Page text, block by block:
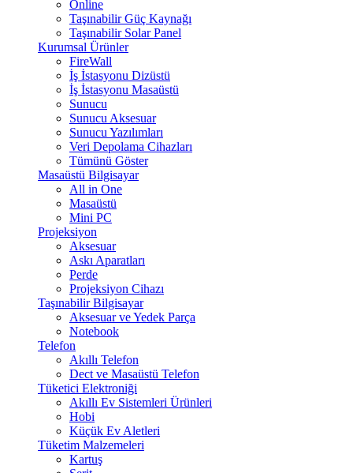
Online
Taşınabilir Güç Kaynağı
Taşınabilir Solar Panel
Kurumsal Ürünler
FireWall
İş İstasyonu Dizüstü
İş İstasyonu Masaüstü
Sunucu
Sunucu Aksesuar
Sunucu Yazılımları
Veri Depolama Cihazları
Tümünü Göster
Masaüstü Bilgisayar
All in One
Masaüstü
Mini PC
Projeksiyon
Aksesuar
Askı Aparatları
Perde
Projeksiyon Cihazı
Taşınabilir Bilgisayar
Aksesuar ve Yedek Parça
Notebook
Telefon
Akıllı Telefon
Dect ve Masaüstü Telefon
Tüketici Elektroniği
Akıllı Ev Sistemleri Ürünleri
Hobi
Küçük Ev Aletleri
Tüketim Malzemeleri
Kartuş